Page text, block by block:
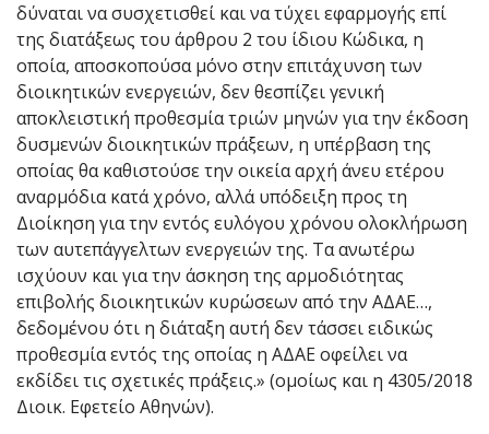
δύναται να συσχετισθεί και να τύχει εφαρμογής επί
της διατάξεως του άρθρου 2 του ίδιου Κώδικα, η
οποία, αποσκοπούσα μόνο στην επιτάχυνση των
διοικητικών ενεργειών, δεν θεσπίζει γενική
αποκλειστική προθεσμία τριών μηνών για την έκδοση
δυσμενών διοικητικών πράξεων, η υπέρβαση της
οποίας θα καθιστούσε την οικεία αρχή άνευ ετέρου
αναρμόδια κατά χρόνο, αλλά υπόδειξη προς τη
Διοίκηση για την εντός ευλόγου χρόνου ολοκλήρωση
των αυτεπάγγελτων ενεργειών της. Τα ανωτέρω
ισχύουν και για την άσκηση της αρμοδιότητας
επιβολής διοικητικών κυρώσεων από την ΑΔΑΕ…,
δεδομένου ότι η διάταξη αυτή δεν τάσσει ειδικώς
προθεσμία εντός της οποίας η ΑΔΑΕ οφείλει να
εκδίδει τις σχετικές πράξεις.» (ομοίως και η 4305/2018
Διοικ. Εφετείο Αθηνών).